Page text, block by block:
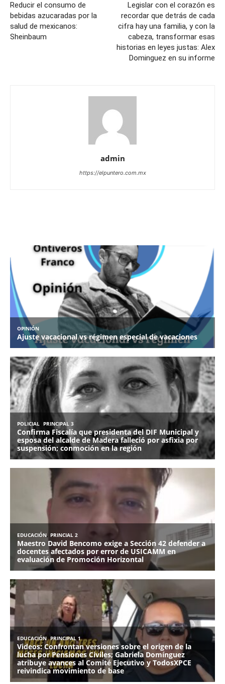
Reducir el consumo de
bebidas azucaradas por la
salud de mexicanos:
Sheinbaum
Legislar con el corazón es
recordar que detrás de cada
cifra hay una familia, y con la
cabeza, transformar esas
historias en leyes justas: Alex
Dominguez en su informe
admin
https://elpuntero.com.mx